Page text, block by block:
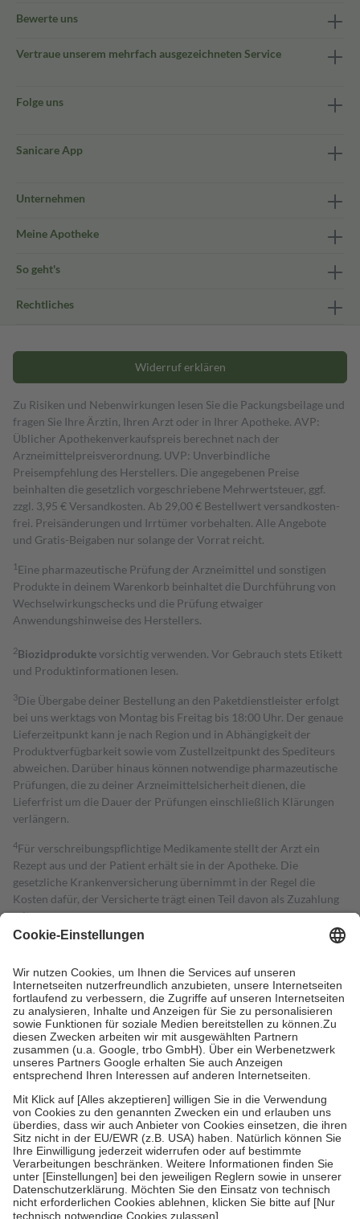
Bewerte uns
Vertraue unserem mehrfach ausgezeichneten Service
Folge uns
Sanicare App
Unternehmen
Meine Apotheke
So geht's
Rechtliches
Widerruf erklären
Zu Risiken und Nebenwirkungen lesen Sie die Packungsbeilage und
fragen Sie Ihre Ärztin, Ihren Arzt oder in Ihrer Apotheke. AVP:
Üblicher Apothekenverkaufspreis berechnet nach der
Arzneimittelpreisverordnung. UVP: Unverbindliche
Preisempfehlung des Herstellers. Die angegebenen Preise
beinhalten die gesetzlich vorgeschriebene Mehrwertsteuer, ggf.
zzgl. 3,95 € Versandkosten. Ab 29,00 € Bestell­wert versand­kosten­
frei. Preisänderungen und Irrtümer vorbehalten. Alle Angebote
und Gratis-Beigaben nur solange der Vorrat reicht.
1 Eine pharmazeutische Prüfung der Arzneimittel und sonstigen
Produkte in deinem Warenkorb beinhaltet die Durchführung von
Wechselwirkungschecks und die Prüfung etwaiger
Anwendungshinweise des Herstellers.
2Biozidproduktevorsichtig verwenden. Vor Gebrauch stets Etikett
und Produktinformationen lesen.
3Die Übergabe deiner Bestellung an den Paketdienstleister erfolgt
bei uns werktags von Montag bis Freitag bis 18:00 Uhr. Der genaue
Lieferzeitpunkt kann je nach Region und in Abhängigkeit der
Produktverfügbarkeit sowie vom Zustellzeitpunkt des Spediteurs
abweichen. Darüber hinaus können notwendige pharmazeutische
Prüfungen, die zu deiner Arzneimittelsicherheit dienen, die
Lieferfrist um die Dauer der Prüfungen einschließlich Klärungen
verlängern.
4Für verschreibungspflichtige Medikamente stellt der Arzt ein
Rezept aus und der Patient erhält sie in der Apotheke. Die
gesetzliche Krankenversicherung übernimmt in der Regel die
Kosten dafür, der Versicherte trägt einen Teil davon als Zuzahlung
mit.
Grundsätzlich leisten Mitglieder Zuzahlungen in Höhe von zehn
höchstens zehn Euro.
Es sind jedoch nie mehr als die tatsächlichen
Kosten der Leistung zu entrichten.
Diese Regeln gelten grundsätzlich auch für Online-Apotheken.
Bei Heilmitteln und häuslicher Krankenpflege beträgt die
Zuzahlung zehn Prozent der Kosten sowie zehn Euro je
Verordnung.
Um das Engagement der Versicherten für ihre eigene Gesundheit zu
stärken und die besondere Stellung der Familie zu unterstützen,
fallenkeine Zuzahlungenan bei:
• Kindern und Jugendlichen bis zum vollendeten 18. Lebensjahr
mit Ausnahme der Fahrkosten
• Untersuchungen zur Vorsorge und Früherkennung, die von der
GKV getragen werden
• empfohlenen Schutzimpfungen
• Harn- und Blutteststreifen